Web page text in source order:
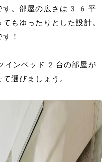
す。部屋の広さは36平
もゆったりとした設計。
！
インベッド2台の部屋が
選びましょう。